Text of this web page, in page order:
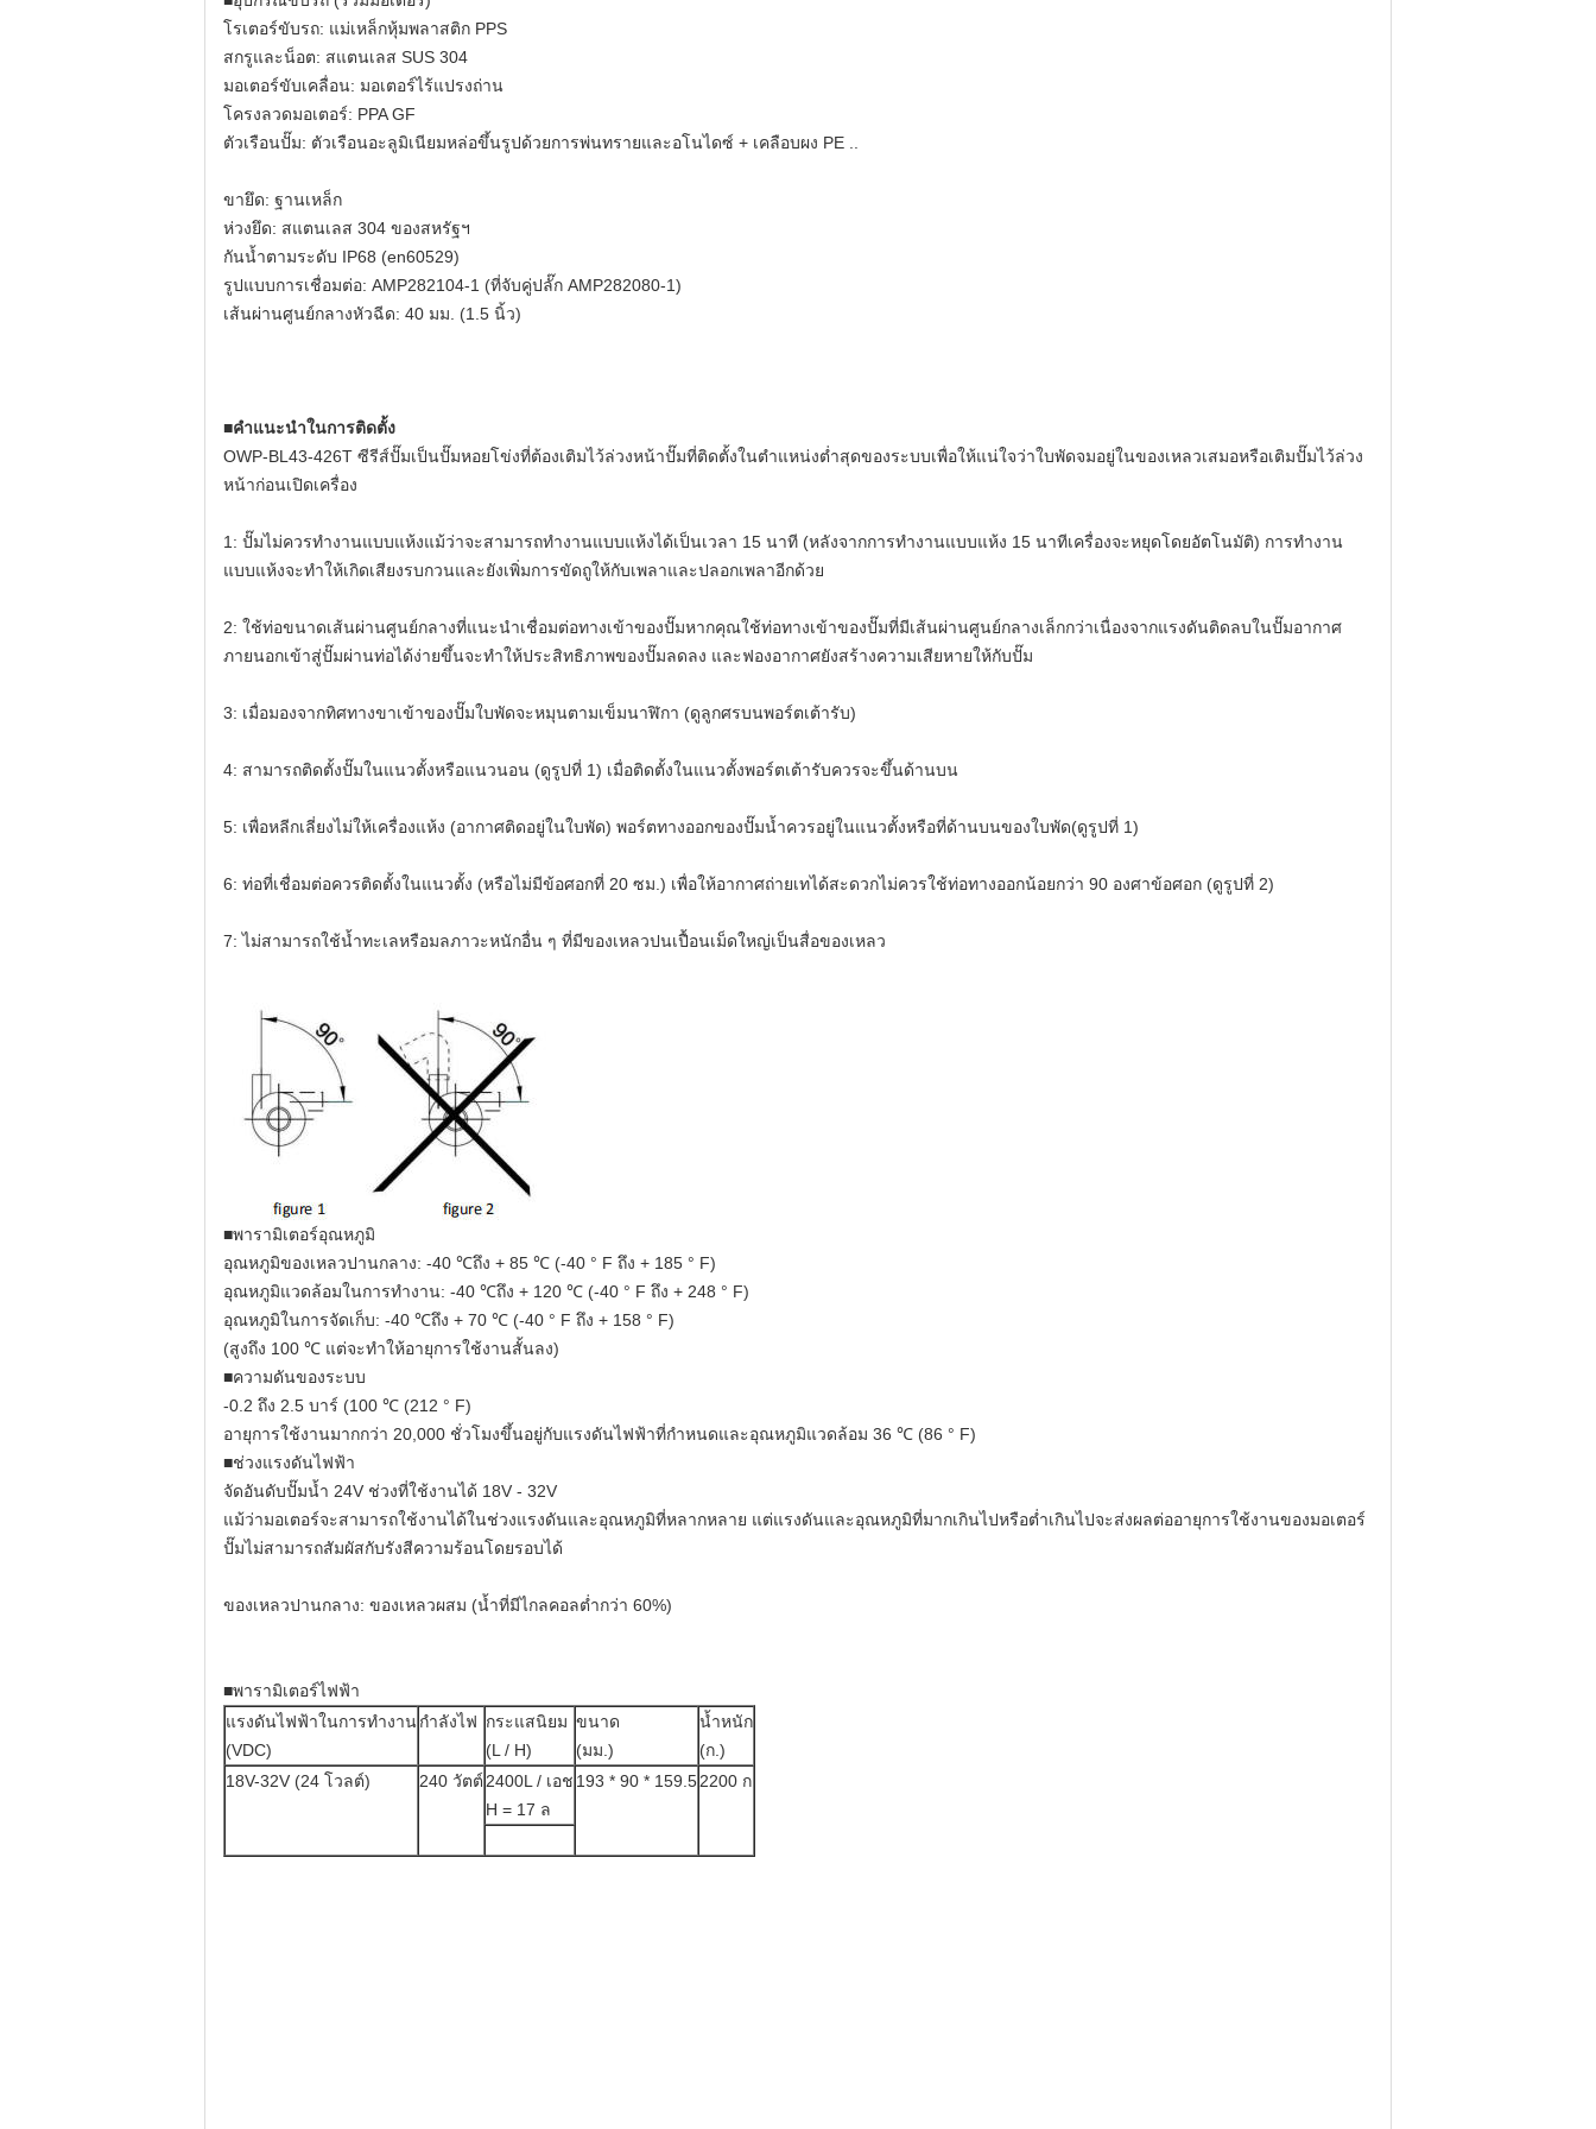
โรเตอร์ขับรถ: แม่เหล็กหุ้มพลาสติก PPS
สกรูและน็อต: สแตนเลส SUS 304
มอเตอร์ขับเคลื่อน: มอเตอร์ไร้แปรงถ่าน
โครงลวดมอเตอร์: PPA GF
ตัวเรือนปั๊ม: ตัวเรือนอะลูมิเนียมหล่อขึ้นรูปด้วยการพ่นทรายและอโนไดซ์ + เคลือบผง PE ..
ขายึด: ฐานเหล็ก
ห่วงยึด: สแตนเลส 304 ของสหรัฐฯ
กันน้ำตามระดับ IP68 (en60529)
รูปแบบการเชื่อมต่อ: AMP282104-1 (ที่จับคู่ปลั๊ก AMP282080-1)
เส้นผ่านศูนย์กลางหัวฉีด: 40 มม. (1.5 นิ้ว)
■คำแนะนำในการติดตั้ง
OWP-BL43-426T ซีรีส์ปั๊มเป็นปั๊มหอยโข่งที่ต้องเติมไว้ล่วงหน้าปั๊มที่ติดตั้งในตำแหน่งต่ำสุดของระบบเพื่อให้แน่ใจว่าใบพัดจมอยู่ในของเหลวเสมอหรือเติมปั๊มไว้ล่วง
หน้าก่อนเปิดเครื่อง
1: ปั๊มไม่ควรทำงานแบบแห้งแม้ว่าจะสามารถทำงานแบบแห้งได้เป็นเวลา 15 นาที (หลังจากการทำงานแบบแห้ง 15 นาทีเครื่องจะหยุดโดยอัตโนมัติ) การทำงาน
แบบแห้งจะทำให้เกิดเสียงรบกวนและยังเพิ่มการขัดถูให้กับเพลาและปลอกเพลาอีกด้วย
2: ใช้ท่อขนาดเส้นผ่านศูนย์กลางที่แนะนำเชื่อมต่อทางเข้าของปั๊มหากคุณใช้ท่อทางเข้าของปั๊มที่มีเส้นผ่านศูนย์กลางเล็กกว่าเนื่องจากแรงดันติดลบในปั๊มอากาศ
ภายนอกเข้าสู่ปั๊มผ่านท่อได้ง่ายขึ้นจะทำให้ประสิทธิภาพของปั๊มลดลง และฟองอากาศยังสร้างความเสียหายให้กับปั๊ม
3: เมื่อมองจากทิศทางขาเข้าของปั๊มใบพัดจะหมุนตามเข็มนาฬิกา (ดูลูกศรบนพอร์ตเต้ารับ)
4: สามารถติดตั้งปั๊มในแนวตั้งหรือแนวนอน (ดูรูปที่ 1) เมื่อติดตั้งในแนวตั้งพอร์ตเต้ารับควรจะขึ้นด้านบน
5: เพื่อหลีกเลี่ยงไม่ให้เครื่องแห้ง (อากาศติดอยู่ในใบพัด) พอร์ตทางออกของปั๊มน้ำควรอยู่ในแนวตั้งหรือที่ด้านบนของใบพัด(ดูรูปที่ 1)
6: ท่อที่เชื่อมต่อควรติดตั้งในแนวตั้ง (หรือไม่มีข้อศอกที่ 20 ซม.) เพื่อให้อากาศถ่ายเทได้สะดวกไม่ควรใช้ท่อทางออกน้อยกว่า 90 องศาข้อศอก (ดูรูปที่ 2)
7: ไม่สามารถใช้น้ำทะเลหรือมลภาวะหนักอื่น ๆ ที่มีของเหลวปนเปื้อนเม็ดใหญ่เป็นสื่อของเหลว
■พารามิเตอร์อุณหภูมิ
อุณหภูมิของเหลวปานกลาง: -40 ℃ถึง + 85 ℃ (-40 ° F ถึง + 185 ° F)
อุณหภูมิแวดล้อมในการทำงาน: -40 ℃ถึง + 120 ℃ (-40 ° F ถึง + 248 ° F)
อุณหภูมิในการจัดเก็บ: -40 ℃ถึง + 70 ℃ (-40 ° F ถึง + 158 ° F)
(สูงถึง 100 ℃ แต่จะทำให้อายุการใช้งานสั้นลง)
■ความดันของระบบ
-0.2 ถึง 2.5 บาร์ (100 ℃ (212 ° F)
อายุการใช้งานมากกว่า 20,000 ชั่วโมงขึ้นอยู่กับแรงดันไฟฟ้าที่กำหนดและอุณหภูมิแวดล้อม 36 ℃ (86 ° F)
■ช่วงแรงดันไฟฟ้า
จัดอันดับปั๊มน้ำ 24V ช่วงที่ใช้งานได้ 18V - 32V
แม้ว่ามอเตอร์จะสามารถใช้งานได้ในช่วงแรงดันและอุณหภูมิที่หลากหลาย แต่แรงดันและอุณหภูมิที่มากเกินไปหรือต่ำเกินไปจะส่งผลต่ออายุการใช้งานของมอเตอร์
ปั๊มไม่สามารถสัมผัสกับรังสีความร้อนโดยรอบได้
ของเหลวปานกลาง: ของเหลวผสม (น้ำที่มีไกลคอลต่ำกว่า 60%)
■พารามิเตอร์ไฟฟ้า
แรงดันไฟฟ้าในการทำงาน
(VDC)
กำลังไฟ กระแสนิยม
(L / H)
ขนาด
(มม.)
น้ำหนัก
(ก.)
18V-32V (24 โวลต์)
240 วัตต์ 2400L / เอช
H = 17 ล
193 * 90 * 159.52200 ก